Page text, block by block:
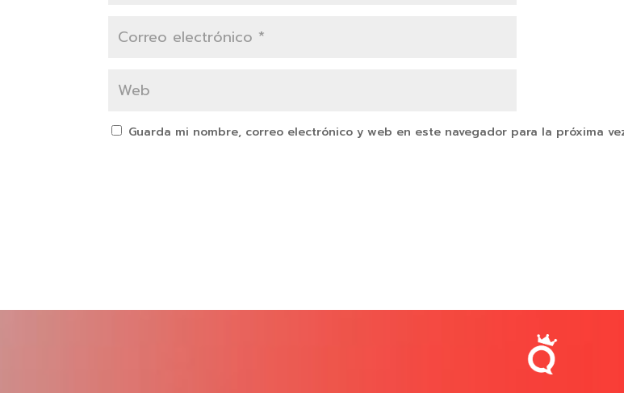
Guarda mi nombre, correo electrónico y web en este navegador para la próxima